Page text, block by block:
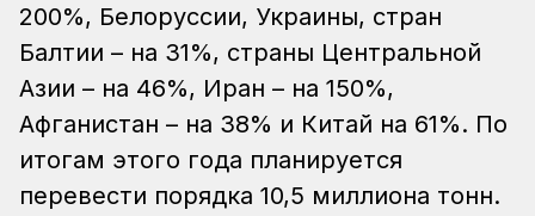
200%, Белоруссии, Украины, стран
Балтии – на 31%, страны Центральной
Азии – на 46%, Иран – на 150%,
Афганистан – на 38% и Китай на 61%. По
итогам этого года планируется
перевести порядка 10,5 миллиона тонн.